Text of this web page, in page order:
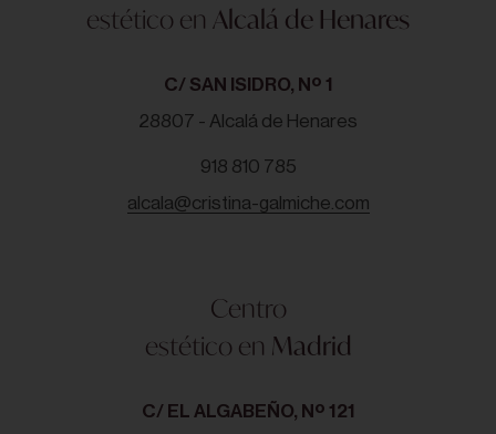
estético en Alcalá de Henares
C/ SAN ISIDRO, Nº 1
28807 - Alcalá de Henares
918 810 785
alcala@cristina-galmiche.com
Centro
estético en Madrid
C/ EL ALGABEÑO, Nº 121